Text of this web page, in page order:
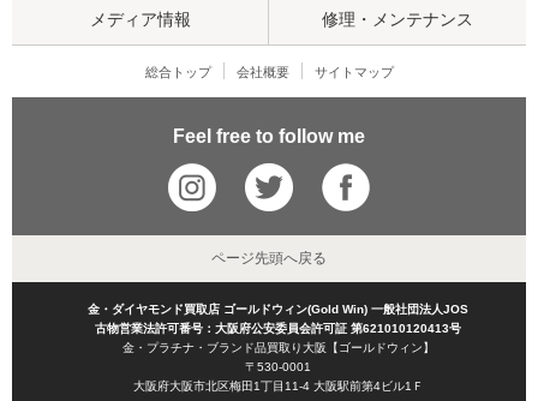
メディア情報 修理・メンテナンス
総合トップ 会社概要 サイトマップ
Feel free to follow me
ページ先頭へ戻る
金・ダイヤモンド買取店 ゴールドウィン(Gold Win) 一般社団法人JOS
古物営業法許可番号：大阪府公安委員会許可証 第621010120413号
金・プラチナ・ブランド品買取り大阪【ゴールドウィン】
〒530-0001
大阪府大阪市北区梅田1丁目11-4 大阪駅前第4ビル1Ｆ